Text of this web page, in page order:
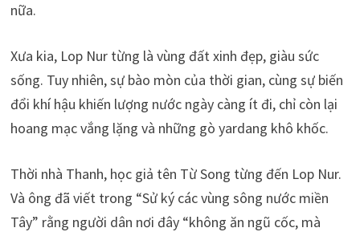
nữa.
Xưa kia, Lop Nur từng là vùng đất xinh đẹp, giàu sức
sống. Tuy nhiên, sự bào mòn của thời gian, cùng sự biến
đổi khí hậu khiến lượng nước ngày càng ít đi, chỉ còn lại
hoang mạc vắng lặng và những gò yardang khô khốc.
Thời nhà Thanh, học giả tên Từ Song từng đến Lop Nur.
Và ông đã viết trong “Sử ký các vùng sông nước miền
Tây” rằng người dân nơi đây “không ăn ngũ cốc, mà